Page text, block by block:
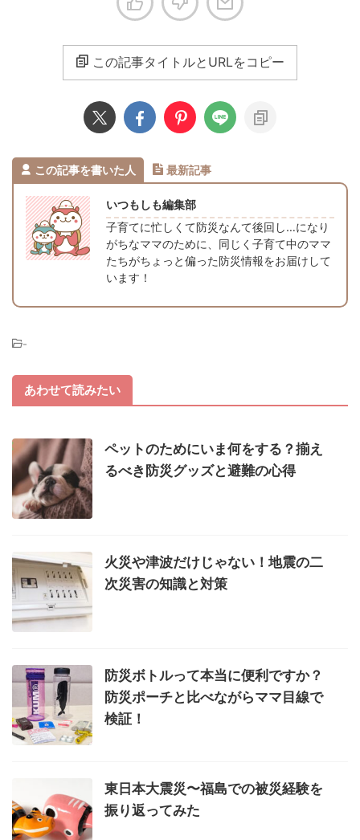
この記事タイトルとURLをコピー
この記事を書いた人 最新記事
いつもしも編集部
子育てに忙しくて防災なんて後回し…になり
がちなママのために、同じく子育て中のママ
たちがちょっと偏った防災情報をお届けして
います！
-
あわせて読みたい
ペットのためにいま何をする？揃え
るべき防災グッズと避難の心得
火災や津波だけじゃない！地震の二
次災害の知識と対策
防災ボトルって本当に便利ですか？
防災ポーチと比べながらママ目線で
検証！
東日本大震災〜福島での被災経験を
振り返ってみた